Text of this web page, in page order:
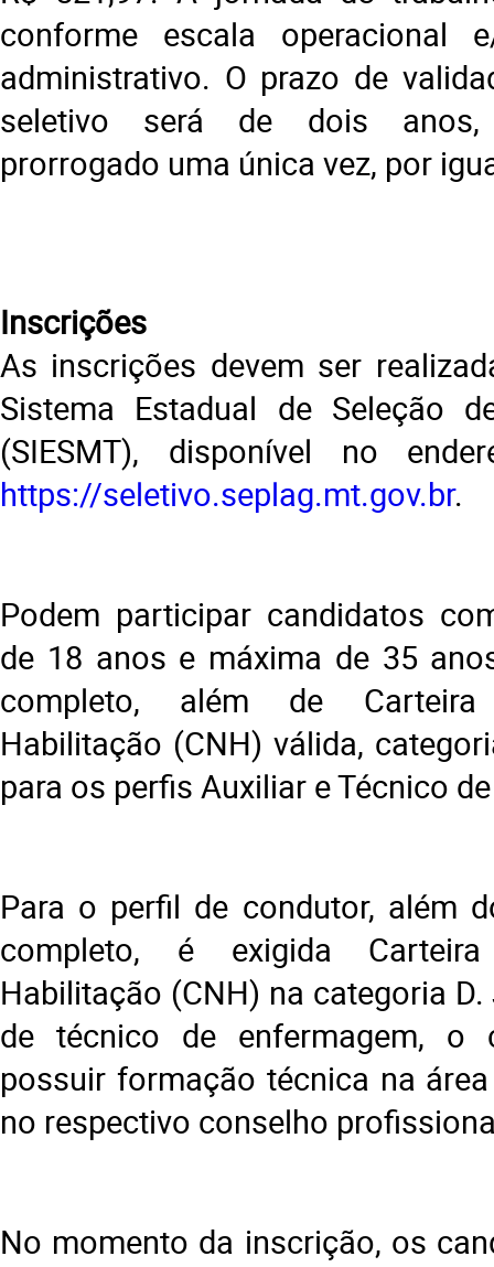
conforme escala operacional
administrativo. O prazo de
seletivo será de dois anos,
prorrogado uma única vez, por
Inscrições
As inscrições devem ser
Sistema Estadual de Seleção
(SIESMT), disponível no
https://seletivo.seplag.mt.gov.br.
Podem participar candidatos
de 18 anos e máxima de 35
completo, além de
Habilitação (CNH) válida,
para os perfis Auxiliar e Técnico
Para o perfil de condutor, além
completo, é exigida
Habilitação (CNH) na categoria
de técnico de enfermagem, o
possuir formação técnica na
no respectivo conselho
No momento da inscrição, os